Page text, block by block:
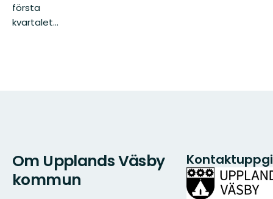
första
kvartalet...
Om Upplands Väsby
kommun